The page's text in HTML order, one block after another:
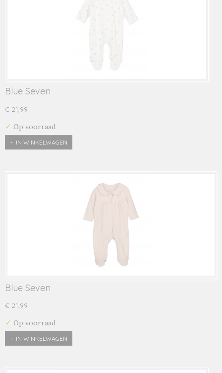
Blue Seven
€ 21,99
✓ Op voorraad
IN WINKELWAGEN
Blue Seven
€ 21,99
✓ Op voorraad
IN WINKELWAGEN